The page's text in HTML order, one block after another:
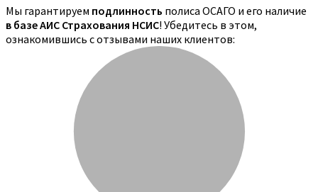
Мы гарантируем подлинность полиса ОСАГО и его наличие
в базе АИС Страхования НСИС! Убедитесь в этом,
ознакомившись с отзывами наших клиентов: